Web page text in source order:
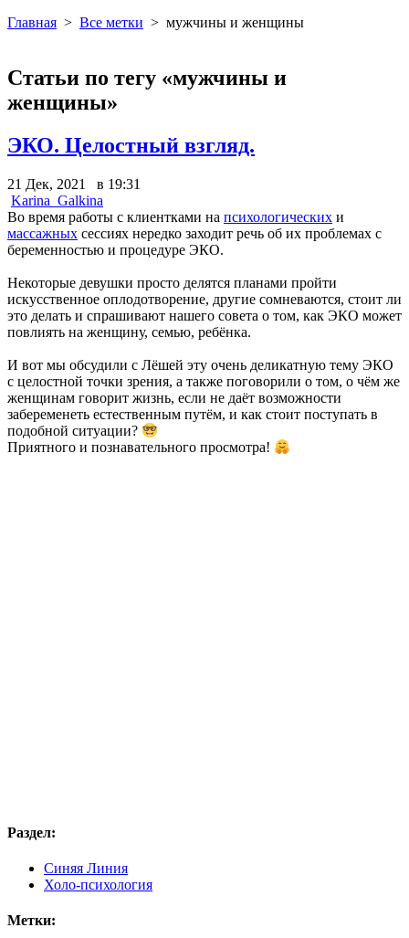
Главная > Все метки > мужчины и женщины
Статьи по тегу «мужчины и
женщины»
ЭКО. Целостный взгляд.
21 Дек, 2021 в 19:31
Karina_Galkina
Во время работы с клиентками на психологических и
массажных сессиях нередко заходит речь об их проблемах с
беременностью и процедуре ЭКО.
Некоторые девушки просто делятся планами пройти
искусственное оплодотворение, другие сомневаются, стоит ли
это делать и спрашивают нашего совета о том, как ЭКО может
повлиять на женщину, семью, ребёнка.
И вот мы обсудили с Лёшей эту очень деликатную тему ЭКО
с целостной точки зрения, а также поговорили о том, о чём же
женщинам говорит жизнь, если не даёт возможности
забеременеть естественным путём, и как стоит поступать в
подобной ситуации?
Приятного и познавательного просмотра!
Раздел:
Синяя Линия
Холо-психология
Метки: